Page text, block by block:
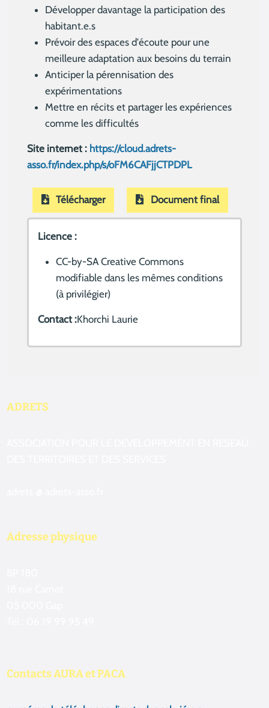
Développer davantage la participation des
habitant.e.s
Prévoir des espaces d'écoute pour une
meilleure adaptation aux besoins du terrain
Anticiper la pérennisation des
expérimentations
Mettre en récits et partager les expériences
comme les difficultés
Site internet : https://cloud.adrets-
asso.fr/index.php/s/oFM6CAFjjCTPDPL
Télécharger Document final
Licence :
CC-by-SA Creative Commons
modifiable dans les mêmes conditions
(à privilégier)
Contact :Khorchi Laurie
ADRETS
Adresse physique
Contacts AURA et PACA